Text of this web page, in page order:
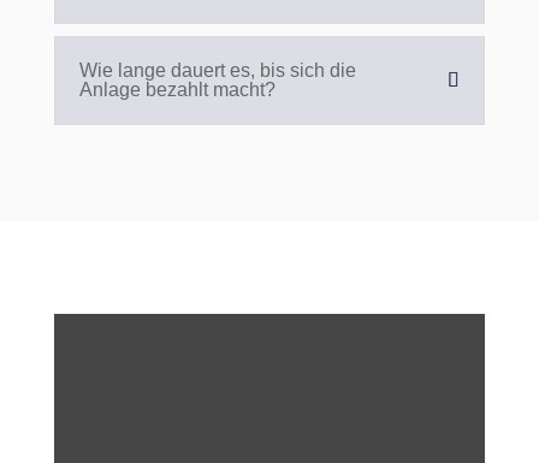
Wie lange dauert es, bis sich die
Anlage bezahlt macht?